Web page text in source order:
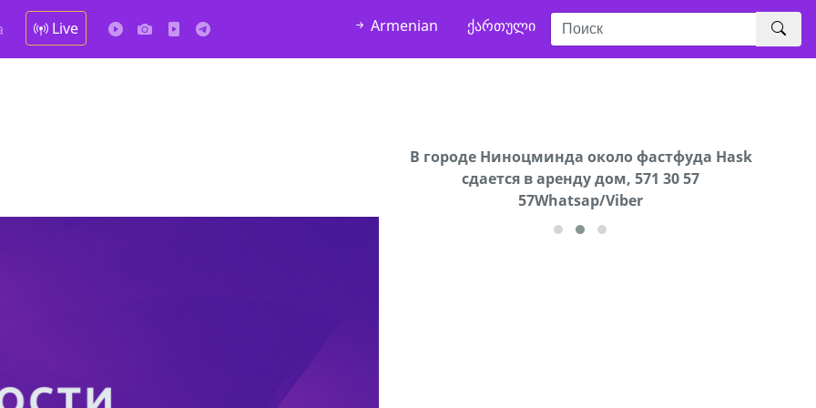
Live Armenian ქართული
В городе Ниноцминда около фастфуда Hask
cдается в аренду дом, 571 30 57
57Whatsap/Viber